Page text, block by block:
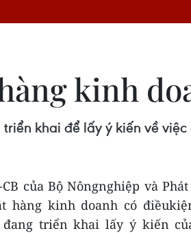
kinh
khai để lấy ý kiến về
của Bộ Nôngnghiệp và
hàng kinh doanh có
đang triển khai lấy ý kiến